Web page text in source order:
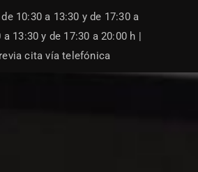
10:30 a 13:30 y de 17:30 a
13:30 y de 17:30 a 20:00 h |
cita vía telefónica